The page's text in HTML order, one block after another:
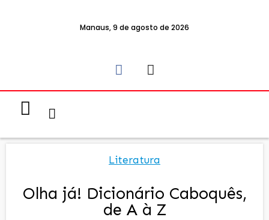
Manaus, 9 de agosto de 2026
Literatura
Olha já! Dicionário Caboquês,
de A à Z